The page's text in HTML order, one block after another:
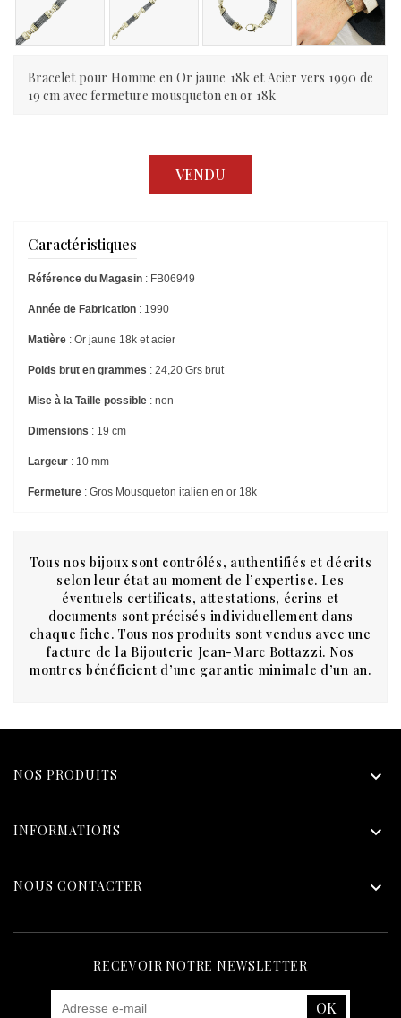
Bracelet pour Homme en Or jaune 18k et Acier vers 1990 de
19 cm avec fermeture mousqueton en or 18k
VENDU
Caractéristiques
Référence du Magasin : FB06949
Année de Fabrication : 1990
Matière : Or jaune 18k et acier
Poids brut en grammes : 24,20 Grs brut
Mise à la Taille possible : non
Dimensions : 19 cm
Largeur : 10 mm
Fermeture : Gros Mousqueton italien en or 18k
Tous nos bijoux sont contrôlés, authentifiés et décrits
selon leur état au moment de l’expertise. Les
éventuels certificats, attestations, écrins et
documents sont précisés individuellement dans
chaque fiche. Tous nos produits sont vendus avec une
facture de la Bijouterie Jean-Marc Bottazzi. Nos
montres bénéficient d’une garantie minimale d’un an.
NOS PRODUITS 
INFORMATIONS 
NOUS CONTACTER 
RECEVOIR NOTRE NEWSLETTER